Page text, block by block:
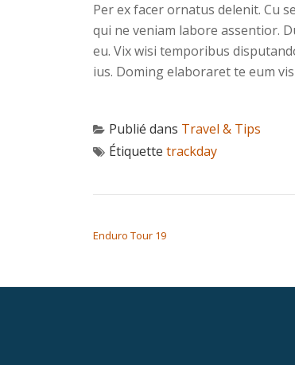
Per ex facer ornatus delenit. Cu
qui ne veniam labore assentior.
eu. Vix wisi temporibus
ius. Doming elaboraret te eum
Publié dans Travel & Tips
Étiquette trackday
Enduro Tour 19